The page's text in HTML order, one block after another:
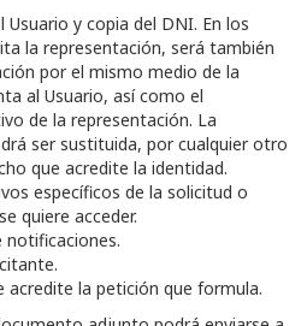
Usuario y copia del DNI. En los
la representación, será también
por el mismo medio de la
al Usuario, así como el
de la representación. La
ser sustituida, por cualquier otro
que acredite la identidad.
específicos de la solicitud o
quiere acceder.
acredite la petición que formula.